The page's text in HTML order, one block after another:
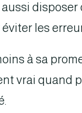
les
à sa
vrai